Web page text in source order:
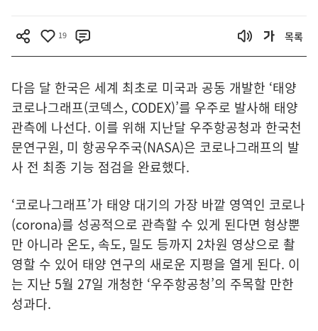
19 목록
다음 달 한국은 세계 최초로 미국과 공동 개발한 ‘태양
코로나그래프(코덱스, CODEX)’를 우주로 발사해 태양
관측에 나선다. 이를 위해 지난달 우주항공청과 한국천
문연구원, 미 항공우주국(NASA)은 코로나그래프의 발
사 전 최종 기능 점검을 완료했다.
‘코로나그래프’가 태양 대기의 가장 바깥 영역인 코로나
(corona)를 성공적으로 관측할 수 있게 된다면 형상뿐
만 아니라 온도, 속도, 밀도 등까지 2차원 영상으로 촬
영할 수 있어 태양 연구의 새로운 지평을 열게 된다. 이
는 지난 5월 27일 개청한 ‘우주항공청’의 주목할 만한
성과다.